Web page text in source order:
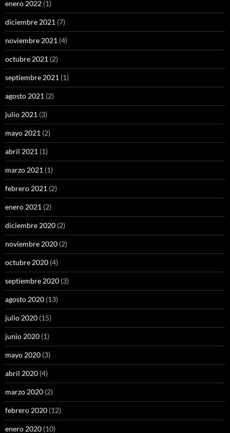
enero 2022 (1)
diciembre 2021 (7)
noviembre 2021 (4)
octubre 2021 (2)
septiembre 2021 (1)
agosto 2021 (2)
julio 2021 (3)
mayo 2021 (2)
abril 2021 (1)
marzo 2021 (1)
febrero 2021 (2)
enero 2021 (2)
diciembre 2020 (2)
noviembre 2020 (2)
octubre 2020 (4)
septiembre 2020 (3)
agosto 2020 (13)
julio 2020 (15)
junio 2020 (1)
mayo 2020 (3)
abril 2020 (4)
marzo 2020 (2)
febrero 2020 (12)
enero 2020 (10)